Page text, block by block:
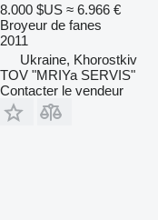
8.000 $US ≈ 6.966 €
Broyeur de fanes
2011
Ukraine, Khorostkiv
TOV "MRIYa SERVIS"
Contacter le vendeur